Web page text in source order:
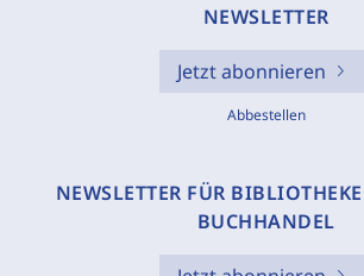
NEWSLETTER
Jetzt abonnieren
Abbestellen
NEWSLETTER FÜR
BUCHHANDEL